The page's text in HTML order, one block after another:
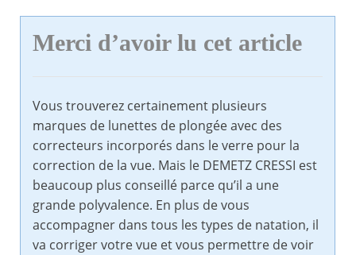
Merci d’avoir lu cet article
Vous trouverez certainement plusieurs
marques de lunettes de plongée avec des
correcteurs incorporés dans le verre pour la
correction de la vue. Mais le DEMETZ CRESSI est
beaucoup plus conseillé parce qu’il a une
grande polyvalence. En plus de vous
accompagner dans tous les types de natation, il
va corriger votre vue et vous permettre de voir